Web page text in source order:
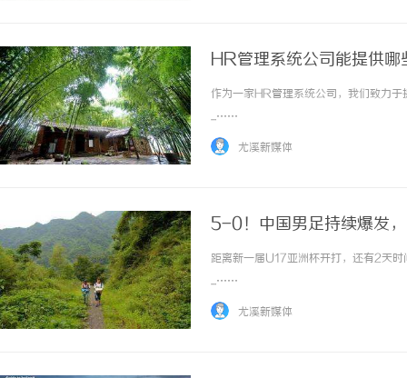
HR管理系统公司能提供
作为一家HR管理系统公司，我们致力
...……
尤溪新媒体
5-0！中国男足持续爆发
距离新一届U17亚洲杯开打，还有2天
...……
尤溪新媒体